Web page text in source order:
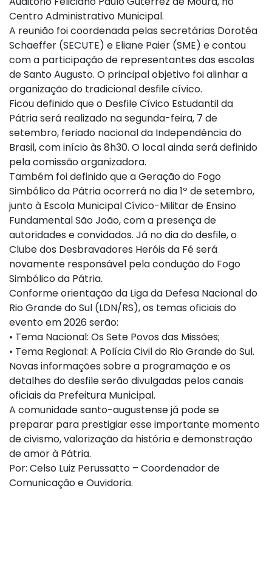
Centro Administrativo Municipal.
A reunião foi coordenada pelas secretárias Dorotéa
Schaeffer (SECUTE) e Eliane Paier (SME) e contou
com a participação de representantes das escolas
de Santo Augusto. O principal objetivo foi alinhar a
organização do tradicional desfile cívico.
Ficou definido que o Desfile Cívico Estudantil da
Pátria será realizado na segunda-feira, 7 de
setembro, feriado nacional da Independência do
Brasil, com início às 8h30. O local ainda será definido
pela comissão organizadora.
Também foi definido que a Geração do Fogo
Simbólico da Pátria ocorrerá no dia 1º de setembro,
junto à Escola Municipal Cívico-Militar de Ensino
Fundamental São João, com a presença de
autoridades e convidados. Já no dia do desfile, o
Clube dos Desbravadores Heróis da Fé será
novamente responsável pela condução do Fogo
Simbólico da Pátria.
Conforme orientação da Liga da Defesa Nacional do
Rio Grande do Sul (LDN/RS), os temas oficiais do
evento em 2026 serão:
• Tema Nacional: Os Sete Povos das Missões;
• Tema Regional: A Polícia Civil do Rio Grande do Sul.
Novas informações sobre a programação e os
detalhes do desfile serão divulgadas pelos canais
oficiais da Prefeitura Municipal.
A comunidade santo-augustense já pode se
preparar para prestigiar esse importante momento
de civismo, valorização da história e demonstração
de amor à Pátria.
Por: Celso Luiz Perussatto – Coordenador de
Comunicação e Ouvidoria.